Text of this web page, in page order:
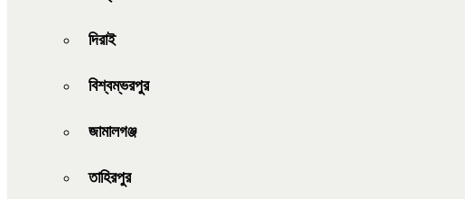
দিরাই
বিশ্বম্ভরপুর
জামালগঞ্জ
তাহিরপুর